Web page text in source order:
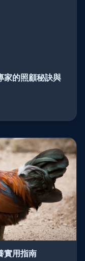
家的照顧秘訣與
實用指南